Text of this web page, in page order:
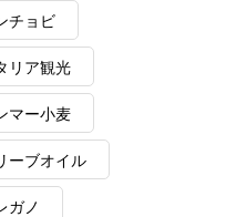
チョビ
リア観光
マー小麦
ーブオイル
ガノ